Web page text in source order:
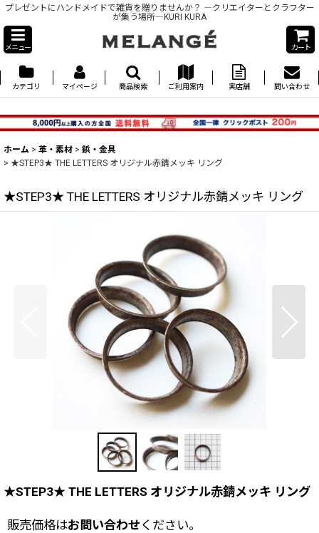
プレゼントにハンドメイドで雑貨を贈りませんか？ ―クリエイターとクラフター
が集う場所―KURI KURA
メニュー カート
カテゴリ マイページ 商品検索 ご利用案内 実店舗 問い合わせ
ホーム > 革・素材 > 鋲・金具
> ★STEP3★ THE LETTERS オリジナル赤錆メッキ リング
★STEP3★ THE LETTERS オリジナル赤錆メッキ リング
★STEP3★ THE LETTERS オリジナル赤錆メッキ リング
販売価格はお問い合わせ ください。